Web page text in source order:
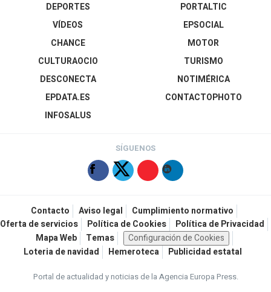
DEPORTES
VÍDEOS
PORTALTIC
EPSOCIAL
CHANCE
CULTURAOCIO
DESCONECTA
EPDATA.ES
INFOSALUS
MOTOR
TURISMO
NOTIMÉRICA
CONTACTOPHOTO
SÍGUENOS
Contacto Aviso legal
Cumplimiento normativo
Oferta de servicios
Política de Cookies
Política de Privacidad
Mapa Web
Temas
Configuración de Cookies
Loteria de navidad
Hemeroteca Publicidad estatal
Portal de actualidad y noticias de la Agencia Europa Press.